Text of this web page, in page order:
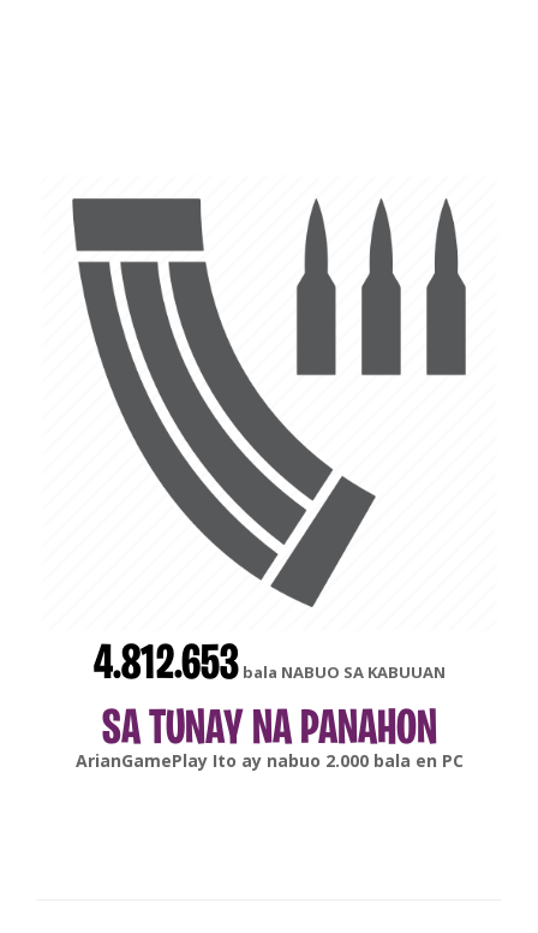
4.812.653 bala NABUO SA KABUUAN
SA TUNAY NA PANAHON
gonsabellaIto ay nabuo6.000bala enAndroid